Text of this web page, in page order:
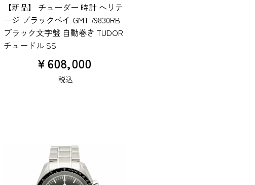
【新品】 チューダー 時計 ヘリテ
ージ ブラックベイ GMT 79830RB
ブラック文字盤 自動巻き TUDOR
チュードル SS
¥608,000
税込